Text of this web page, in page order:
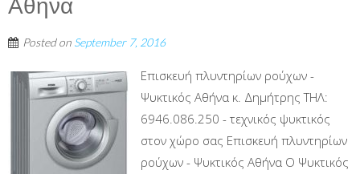
Posted on September 7, 2016
Επισκευή πλυντηρίων ρούχων -
Ψυκτικός Αθήνα κ. Δημήτρης ΤΗΛ:
6946.086.250 - τεχνικός ψυκτικός
στον χώρο σας Επισκευή πλυντηρίων
ρούχων - Ψυκτικός Αθήνα Ο Ψυκτικός